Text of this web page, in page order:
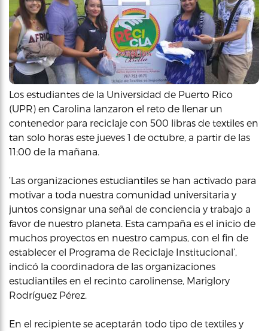
Los estudiantes de la Universidad de Puerto Rico
(UPR) en Carolina lanzaron el reto de llenar un
contenedor para reciclaje con 500 libras de textiles en
tan solo horas este jueves 1 de octubre, a partir de las
11:00 de la mañana.
‘Las organizaciones estudiantiles se han activado para
motivar a toda nuestra comunidad universitaria y
juntos consignar una señal de conciencia y trabajo a
favor de nuestro planeta. Esta campaña es el inicio de
muchos proyectos en nuestro campus, con el fin de
establecer el Programa de Reciclaje Institucional’,
indicó la coordinadora de las organizaciones
estudiantiles en el recinto carolinense, Mariglory
Rodríguez Pérez.
En el recipiente se aceptarán todo tipo de textiles y